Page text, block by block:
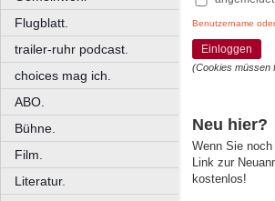
Flugblatt.
trailer-ruhr podcast.
choices mag ich.
ABO.
Bühne.
Film.
Literatur.
Benutzername
Einloggen
(Cookies müssen
Neu hier?
Wenn Sie
Link zur
kostenlos!